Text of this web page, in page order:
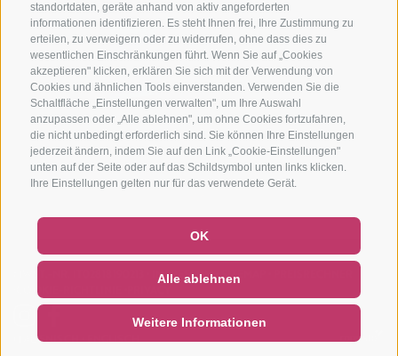
standortdaten, geräte anhand von aktiv angeforderten
informationen identifizieren. Es steht Ihnen frei, Ihre Zustimmung zu
erteilen, zu verweigern oder zu widerrufen, ohne dass dies zu
wesentlichen Einschränkungen führt. Wenn Sie auf „Cookies
akzeptieren" klicken, erklären Sie sich mit der Verwendung von
Cookies und ähnlichen Tools einverstanden. Verwenden Sie die
Schaltfläche „Einstellungen verwalten", um Ihre Auswahl
anzupassen oder „Alle ablehnen", um ohne Cookies fortzufahren,
die nicht unbedingt erforderlich sind. Sie können Ihre Einstellungen
jederzeit ändern, indem Sie auf den Link „Cookie-Einstellungen"
unten auf der Seite oder auf das Schildsymbol unten links klicken.
Ihre Einstellungen gelten nur für das verwendete Gerät.
OK
Alle ablehnen
Weitere Informationen
IMPRESSUM SITEMAP
COOKIE-RICHTLINIE
ITALIENISCH ENGLISCH